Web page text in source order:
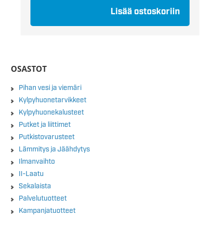
Lisää ostoskoriin
OSASTOT
Pihan vesi ja viemäri
Kylpyhuonetarvikkeet
Kylpyhuonekalusteet
Putket ja liittimet
Putkistovarusteet
Lämmitys ja Jäähdytys
Ilmanvaihto
II-Laatu
Sekalaista
Palvelutuotteet
Kampanjatuotteet